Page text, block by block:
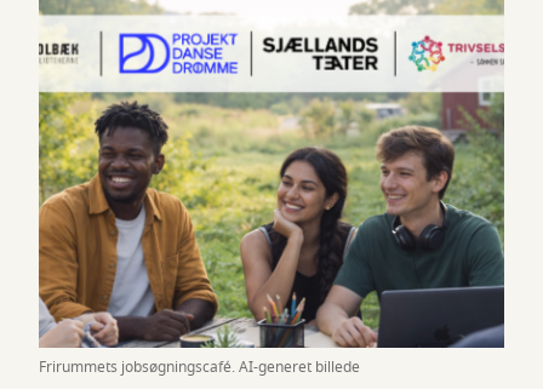
Frirummets jobsøgningscafé. AI-generet billede